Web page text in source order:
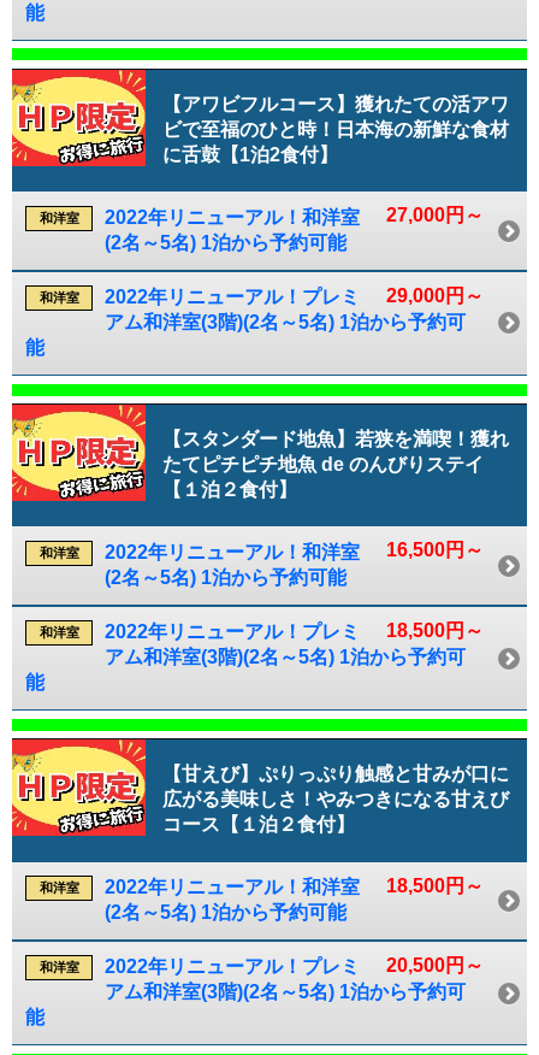
能
【アワビフルコース】獲れたての活アワ
ビで至福のひと時！日本海の新鮮な食材
に舌鼓【1泊2食付】
27,000円～
和洋室
2022年リニューアル！和洋室
(2名～5名) 1泊から予約可能
29,000円～
和洋室
2022年リニューアル！プレミ
アム和洋室(3階)(2名～5名) 1泊から予約可
能
【スタンダード地魚】若狭を満喫！獲れ
たてピチピチ地魚 de のんびりステイ
【１泊２食付】
16,500円～
和洋室
2022年リニューアル！和洋室
(2名～5名) 1泊から予約可能
18,500円～
和洋室
2022年リニューアル！プレミ
アム和洋室(3階)(2名～5名) 1泊から予約可
能
【甘えび】ぷりっぷり触感と甘みが口に
広がる美味しさ！やみつきになる甘えび
コース【１泊２食付】
18,500円～
和洋室
2022年リニューアル！和洋室
(2名～5名) 1泊から予約可能
20,500円～
和洋室
2022年リニューアル！プレミ
アム和洋室(3階)(2名～5名) 1泊から予約可
能